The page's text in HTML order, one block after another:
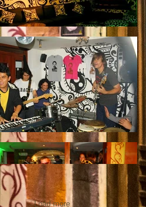
Load more